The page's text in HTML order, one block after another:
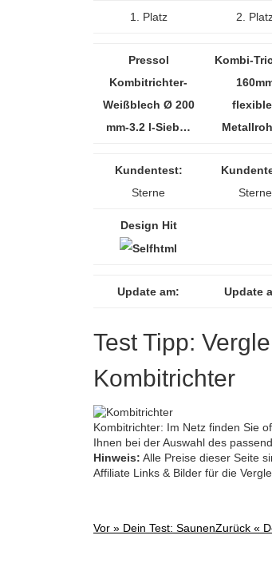
1. Platz 2.
Pressol
Kombitrichter-
Weißblech Ø 200
mm-3.2 l-Sieb…
Kombi-
Kundentest:
Sterne
Sterne
Design Hit
Update am: Update
Test Tipp:
Kombitrichter
Kombitrichter: Im Netz finden Sie
Ihnen bei der Auswahl des
Hinweis: Alle Preise dieser Seite
Affiliate Links & Bilder für die
Post
Vor » Dein Test: SaunenZurück «